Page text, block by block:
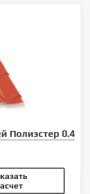
Полиэстер 0.4